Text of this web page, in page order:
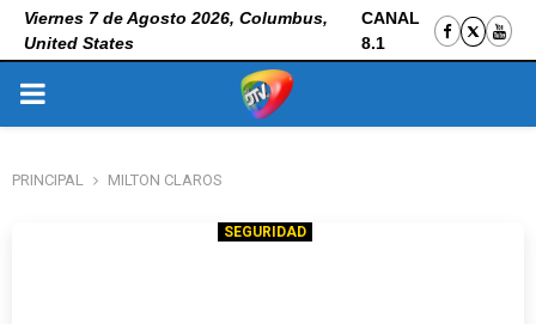
Viernes 7 de Agosto 2026, Columbus,
United States
CANAL
8.1
PRIMARY
PRINCIPAL MILTON CLAROS
SEGURIDAD